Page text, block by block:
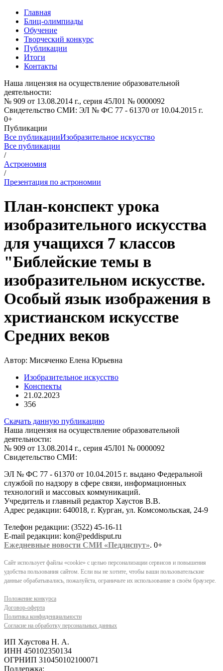
Главная
Блиц-олимпиады
Обучение
Творческий конкурс
Публикации
Итоги
Контакты
Наша лицензия на осуществление образовательной
деятельности:
№ 909 от 13.08.2014 г., серия 45Л01 № 0000092
Свидетельство СМИ: ЭЛ № ФС 77 - 61370 от 10.04.2015 г.
0+
Публикации
Все публикацииИзобразительное искусство
Все публикации
/
Астрономия
/
Презентация по астрономии
План-конспект урока
изобразительного искусства
для учащихся 7 классов
"Библейские темы в
изобразительном искусстве.
Особый язык изображения в
христианском искусстве
Средних веков
Автор: Мисяченко Елена Юрьевна
Изобразительное искусство
Конспекты
21.02.2023
356
Скачать данную публикацию
Наша лицензия на осуществление образовательной
деятельности:
№ 909 от 13.08.2014 г., серия 45Л01 № 0000092
Свидетельство СМИ:
ЭЛ № ФС 77 - 61370 от 10.04.2015 г. выдано Федеральной
службой по надзору в сфере связи, информационных
технологий и массовых коммуникаций.
Учредитель и главный редактор Хаустов В.В.
Адрес редакции: 640018, г. Курган, ул. Комсомольская, 24-9
Телефон редакции: (3522) 45-16-11
E-mail редакции: kon@peddisput.ru
Ежедневные новости СМИ «Педдиспут». 0+
Сайт использует файлы «cookie» с целью персонализации сервисов и повышения
удобства пользования сайтом. Если вы не хотите, чтобы ваши пользовательские
данные обрабатывались, пожалуйста, ограничьте их использование в своём браузере.
Положение конкурса
Договор-оферта
Политика конфиденциальности
Согласие на обработку персональных данных
ИП Хаустова Н. А.
ИНН 450102350134
ОГРНИП 310450102100071
Поддержка: